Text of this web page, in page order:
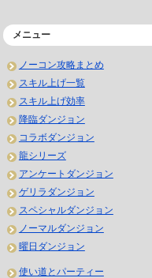
メニュー
ノーコン攻略まとめ
スキル上げ一覧
スキル上げ効率
降臨ダンジョン
コラボダンジョン
龍シリーズ
アンケートダンジョン
ゲリラダンジョン
スペシャルダンジョン
ノーマルダンジョン
曜日ダンジョン
使い道とパーティー